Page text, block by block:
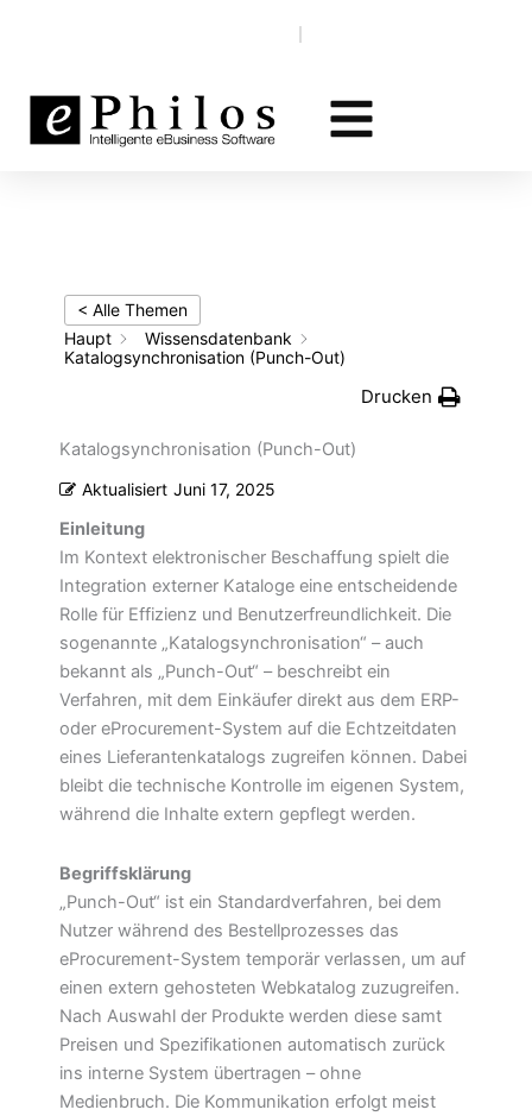
< Alle Themen
Haupt
Wissensdatenbank
Katalogsynchronisation (Punch-Out)
Drucken
Katalogsynchronisation (Punch-Out)
Aktualisiert Juni 17, 2025
Einleitung
Im Kontext elektronischer Beschaffung spielt die
Integration externer Kataloge eine entscheidende
Rolle für Effizienz und Benutzerfreundlichkeit. Die
sogenannte „Katalogsynchronisation“ – auch
bekannt als „Punch-Out“ – beschreibt ein
Verfahren, mit dem Einkäufer direkt aus dem ERP-
oder eProcurement-System auf die Echtzeitdaten
eines Lieferantenkatalogs zugreifen können. Dabei
bleibt die technische Kontrolle im eigenen System,
während die Inhalte extern gepflegt werden.
Begriffsklärung
„Punch-Out“ ist ein Standardverfahren, bei dem
Nutzer während des Bestellprozesses das
eProcurement-System temporär verlassen, um auf
einen extern gehosteten Webkatalog zuzugreifen.
Nach Auswahl der Produkte werden diese samt
Preisen und Spezifikationen automatisch zurück
ins interne System übertragen – ohne
Medienbruch. Die Kommunikation erfolgt meist